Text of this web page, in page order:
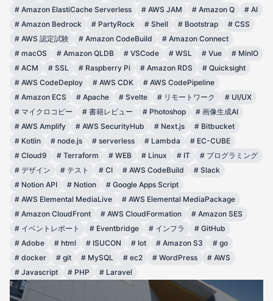
# Amazon ElastiCache Serverless # AWS JAM # Amazon Q # AI
# Amazon Bedrock # PartyRock # Shell # Bootstrap # CSS
# AWS 認定試験 # Amazon CodeBuild # Amazon Connect
# macOS # Amazon QLDB # VSCode # WSL # Vue # MinIO
# ACM # SSL # Raspberry Pi # Amazon RDS # Quicksight
# AWS CodeDeploy # AWS CDK # AWS CodePipeline
# Amazon ECS # Apache # Svelte # リモートワーク # UI/UX
# マイクロコピー # 書籍レビュー # Photoshop # 画像生成AI
# AWS Amplify # AWS SecurityHub # Next.js # Bitbucket
# Kotlin # node.js # serverless # Lambda # EC-CUBE
# Cloud9 # Terraform # WEB # Linux # IT # プログラミング
# デザイン # テスト # CI # AWS CodeBuild # Slack
# Notion API # Notion # Google Apps Script
# AWS Elemental MediaLive # AWS Elemental MediaPackage
# Amazon CloudFront # AWS CloudFormation # Amazon SES
# イベントレポート # Eventbridge # インフラ # GitHub
# Adobe # html # ISUCON # Iot # Amazon S3 # go
# docker # git # MySQL # ec2 # WordPress # AWS
# Javascript # PHP # Laravel